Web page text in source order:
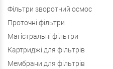
Фільтри зворотний осмос
Проточні фільтри
Магістральні фільтри
Картриджі для фільтрів
Мембрани для фільтрів